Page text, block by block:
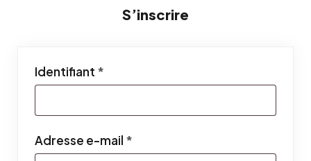
S’inscrire
Identifiant *
Adresse e-mail *